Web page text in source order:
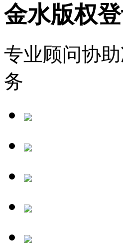
金水版权
专业顾问协
务